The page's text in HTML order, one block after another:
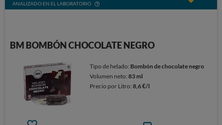
ANALIZADO EN EL LABORATORIO
BM BOMBÓN CHOCOLATE NEGRO
Tipo de helado: Bombón de chocolate negro
Volumen neto:83 ml
Precio por Litro:8,6 €/l